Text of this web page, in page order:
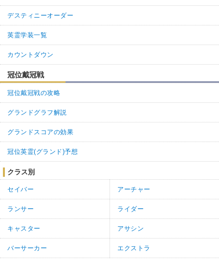
デスティニーオーダー
英霊学装一覧
カウントダウン
冠位戴冠戦
冠位戴冠戦の攻略
グランドグラフ解説
グランドスコアの効果
冠位英霊(グランド)予想
クラス別
セイバー アーチャー
ランサー ライダー
キャスター アサシン
バーサーカー エクストラ